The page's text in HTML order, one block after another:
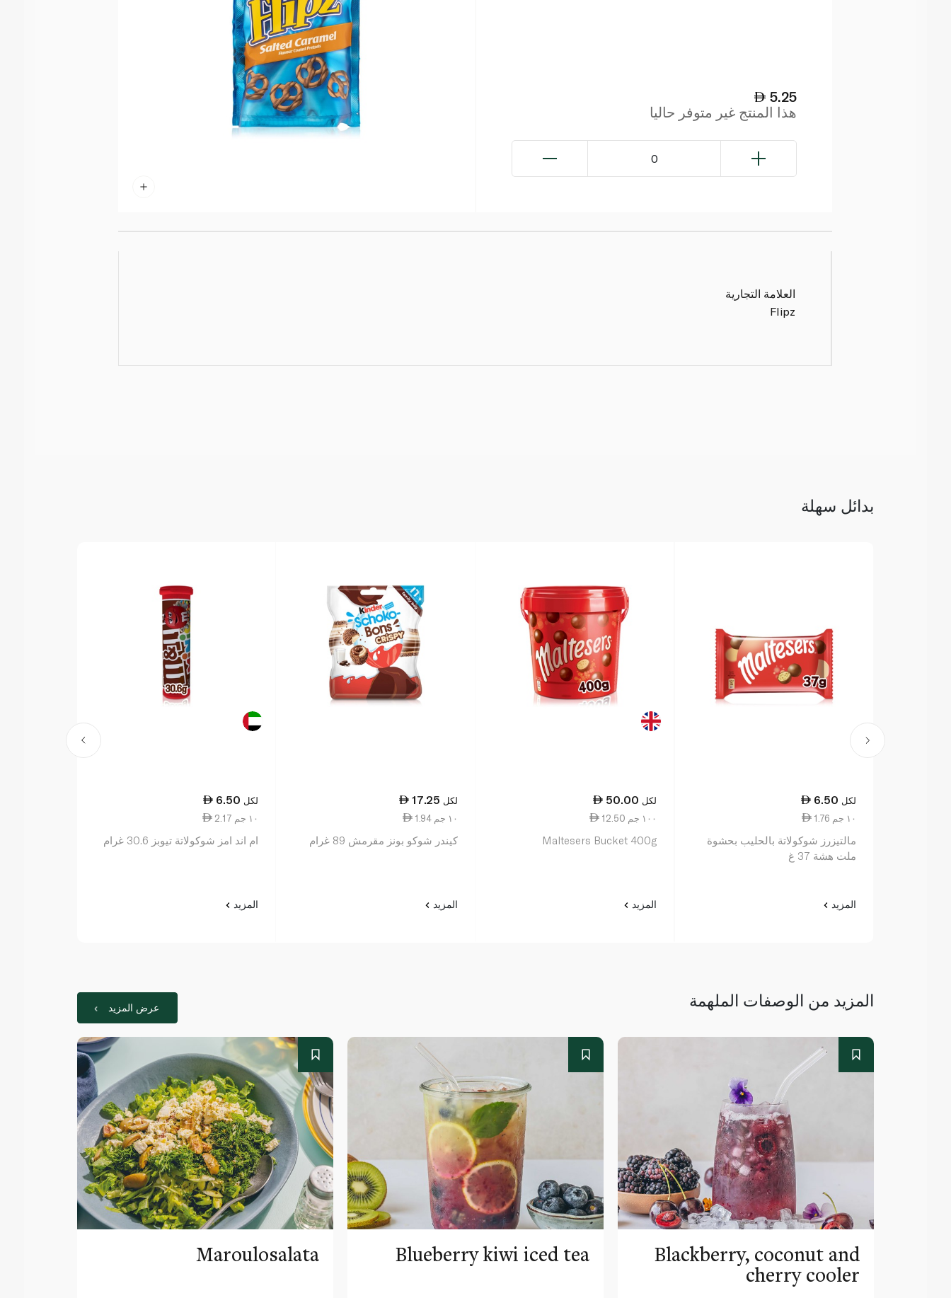
5.25
هذا المنتج غير متوفر حاليا
0
العلامة التجارية
Flipz
بدائل سهلة
6.50 لكل
1.76 ١٠ جم
مالتيزرز شوكولاتة بالحليب بحشوة
ملت هشة 37 غ
المزيد
50.00 لكل
12.50 ١٠٠ جم
Maltesers Bucket 400g
المزيد
17.25 لكل
1.94 ١٠ جم
كيندر شوكو بونز مقرمش 89 غرام
المزيد
6.50 لكل
2.17 ١٠ جم
ام اند امز شوكولاتة تيوبز 30.6 غرام
المزيد
المزيد من الوصفات الملهمة عرض المزيد
Maroulosalata Blueberry kiwi iced tea Blackberry, coconut and
cherry cooler